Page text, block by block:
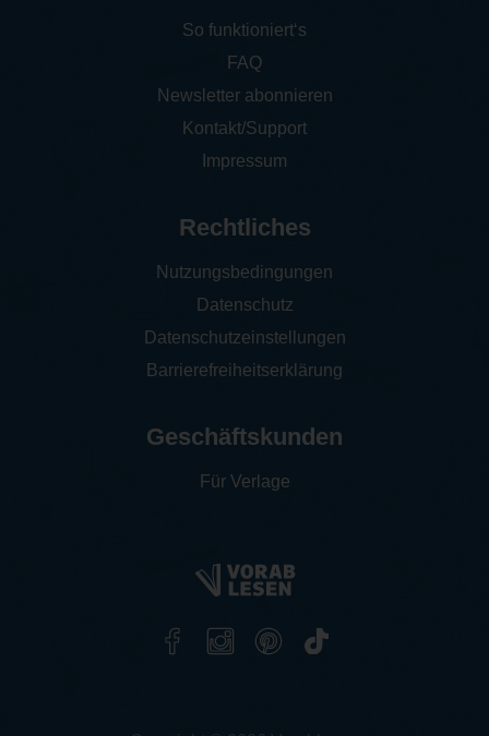
So funktioniert‘s
FAQ
Newsletter abonnieren
Kontakt/Support
Impressum
Rechtliches
Nutzungsbedingungen
Datenschutz
Datenschutzeinstellungen
Barrierefreiheitserklärung
Geschäftskunden
Für Verlage